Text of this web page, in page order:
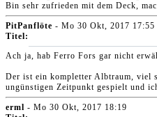
Bin sehr zufrieden mit dem Deck,
PitPanflöte - Mo 30 Okt, 2017 17:55
Titel:
Ach ja, hab Ferro Fors gar nicht
Der ist ein kompletter Albtraum, viel
ungünstigen Zeitpunkt gespielt und
erml - Mo 30 Okt, 2017 18:19